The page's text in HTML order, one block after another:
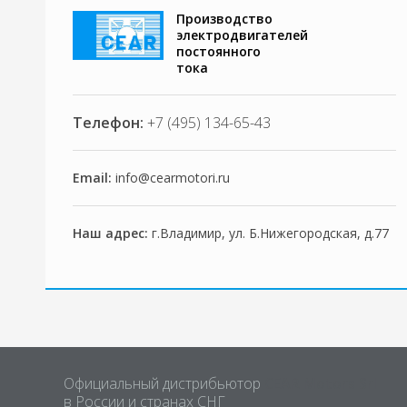
Производство
электродвигателей
постоянного
тока
Телефон: +7 (495) 134-65-43
Email: info@cearmotori.ru
Наш адрес: г.Владимир, ул. Б.Нижегородская, д.77
Официальный дистрибьютор
в России и странах СНГ